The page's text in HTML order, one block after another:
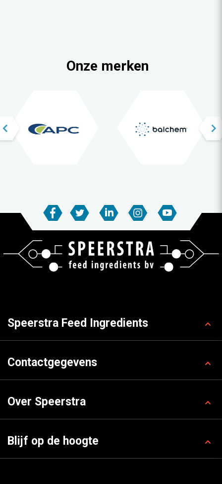
Onze merken
Speerstra Feed Ingredients
Contactgegevens
Over Speerstra
Blijf op de hoogte